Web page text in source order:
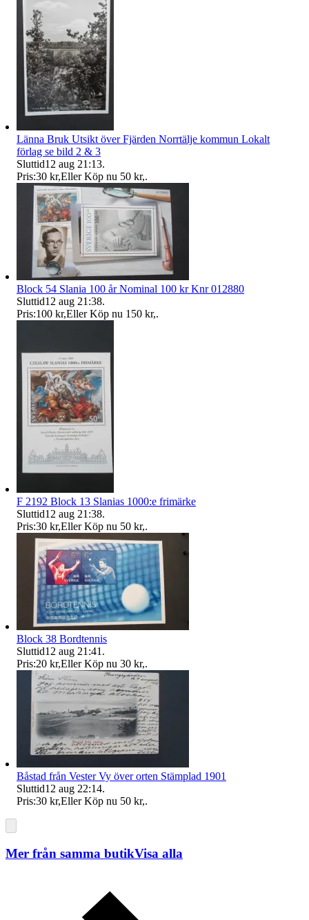
Länna Bruk Utsikt över Fjärden Norrtälje kommun Lokalt
förlag se bild 2 & 3
Sluttid12 aug 21:13.
Pris:30 kr,Eller Köp nu 50 kr,.
Block 54 Slania 100 år Nominal 100 kr Knr 012880
Sluttid12 aug 21:38.
Pris:100 kr,Eller Köp nu 150 kr,.
F 2192 Block 13 Slanias 1000:e frimärke
Sluttid12 aug 21:38.
Pris:30 kr,Eller Köp nu 50 kr,.
Block 38 Bordtennis
Sluttid12 aug 21:41 .
Pris:20 kr,Eller Köp nu 30 kr,.
Båstad från Vester Vy över orten Stämplad 1901
Sluttid12 aug 22:14.
Pris:30 kr,Eller Köp nu 50 kr,.
Mer från samma butikVisa alla